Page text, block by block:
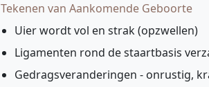
Tekenen van Aankomende Geboorte
Uier wordt vol en strak (opzwellen)
Ligamenten rond de staartbasis
Gedragsveranderingen - onrustig,